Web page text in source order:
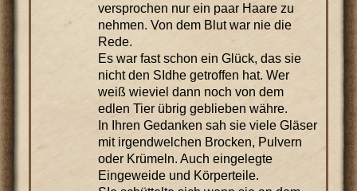
versprochen nur ein paar Haare zu
nehmen. Von dem Blut war nie die
Rede.
Es war fast schon ein Glück, das sie
nicht den SIdhe getroffen hat. Wer
weiß wieviel dann noch von dem
edlen Tier übrig geblieben währe.
In Ihren Gedanken sah sie viele Gläser
mit irgendwelchen Brocken, Pulvern
oder Krümeln. Auch eingelegte
Eingeweide und Körperteile.